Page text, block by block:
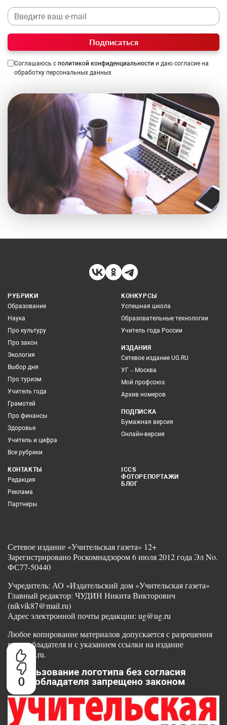
0
Подписаться
Соглашаюсь с политикой конфиденциальности и даю согласие на
обработку персональных данных
РУБРИКИ
Образование
Наука
Про культуру
Про закон
Экология
Выбор дня
Про туризм
Учитель года
Грамотей
Про финансы
Здоровье
Учитель и цифра
Все рубрики
КОНКУРСЫ
Успешная школа
Образовательные технологии
Учитель года России
ИЗДАНИЯ
Сетевое издание UG.RU
УГ – Москва
Мой профсоюз
Архив номеров
ПОДПИСКА
Бумажная версия
Онлайн-версия
КОНТАКТЫ
Редакция
Реклама
Партнеры
ICCS
ФОТОРЕПОРТАЖИ
БЛОГ
Сетевое издание «Учительская газета» 12+
Зарегистрировано Роскомнадзором 6 июля 2012 года Эл No.
ФС77-50440
Учредитель: АО «Издательский дом «Учительская газета»
Главный редактор: ЧУДИН Никита Викторович
(nikvik87@mail.ru)
Адрес электронной почты редакции: ug@ug.ru
Любое копирование материалов допускается с разрешения
правообладателя и с указанием ссылки на издание
www.ug.ru.
Использование логотипа без согласия
правообладателя запрещено законом